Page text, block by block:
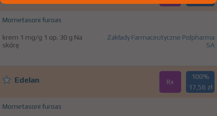
Mometasoni furoas
krem 1 mg/g 1 op. 30 g Na
skórę
Zakłady Farmaceutyczne Polpharma
SA
Edelan Rx
100%
17,56 zł
Mometasoni furoas